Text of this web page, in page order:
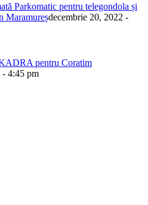
Parkomatic pentru telegondola și
Maramureșdecembrie 20, 2022 -
pentru Coratim
- 4:45 pm